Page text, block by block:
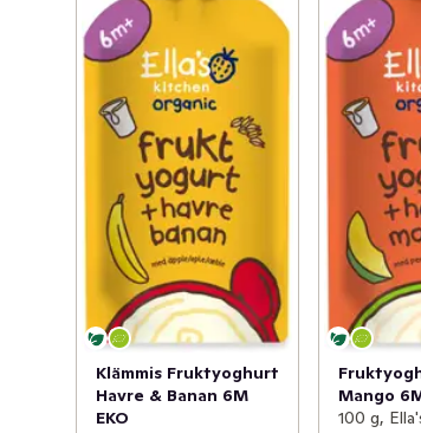
Klämmis Fruktyoghurt
Havre & Banan 6M
EKO
Mango
100 g,